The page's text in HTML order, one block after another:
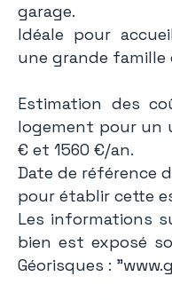
garage.
Idéale pour
une grande
Estimation des
logement pour un
€ et 1560 €/an.
Date de référence
pour établir cette
Les informations
bien est exposé
Géorisques :